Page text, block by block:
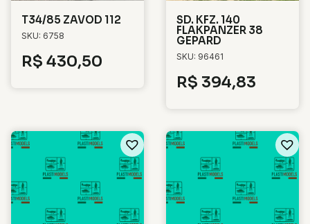
T34/85 ZAVOD 112
SKU: 6758
R$ 430,50
SD. KFZ. 140
FLAKPANZER 38
GEPARD
SKU: 96461
R$ 394,83